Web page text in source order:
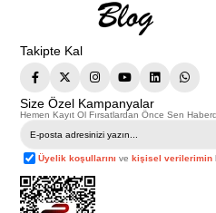
Takipte Kal
Size Özel Kampanyalar
Hemen Kayıt Ol Fırsatlardan Önce Sen
Üyelik koşullarını vekişisel verilerimin